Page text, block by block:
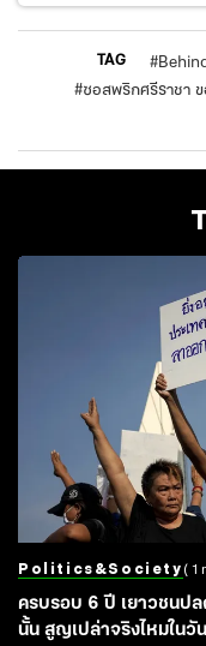
TAG #
#ซอสพริกศรีราชา ข
Politics&society ( 1
ครบรอบ 6 ปี เยาวชนป
นั้น สูญเปล่าจริงไหมในวั